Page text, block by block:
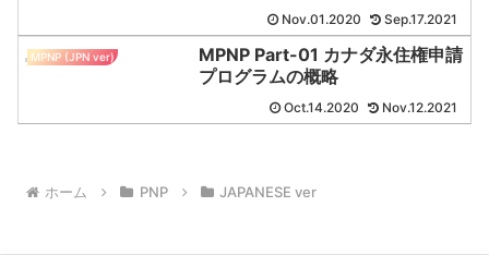
Nov.01.2020 Sep.17.2021
MPNP (JPN ver)
MPNP Part-01 カナダ永住権申請
プログラムの概略
Oct.14.2020 Nov.12.2021
ホーム PNP JAPANESE ver